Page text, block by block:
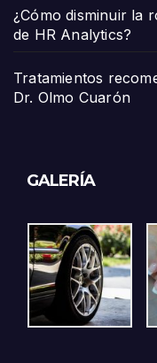
¿Cómo disminuir la
de HR Analytics?
Tratamientos
Dr. Olmo Cuarón
GALERÍA